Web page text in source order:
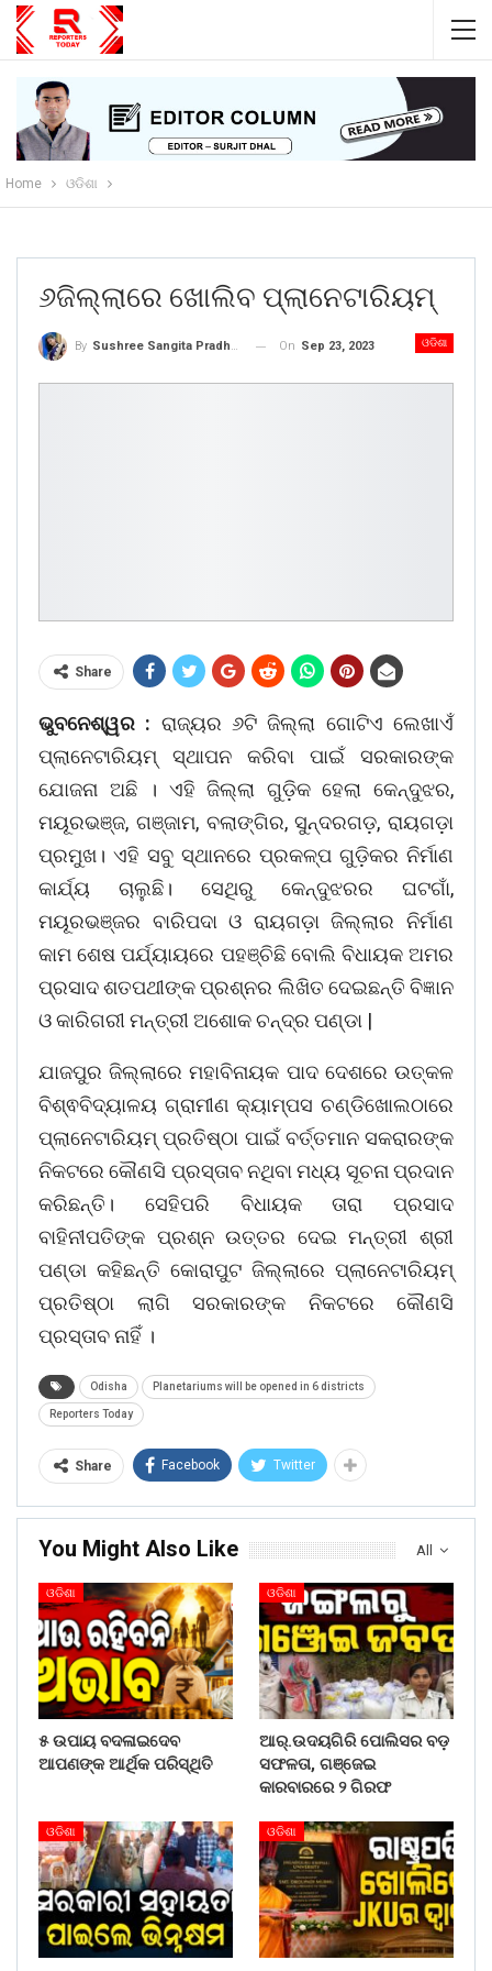
Home ଓଡିଶା
୬ଜିଲ୍ଲାରେ ଖୋଲିବ ପ୍ଲାନେଟାରିୟମ୍
ଓଡିଶା
By Sushree Sangita Pradhan On Sep 23, 2023
Share
ଭୁବନେଶ୍ୱର : ରାଜ୍ୟର ୬ଟି ଜିଲ୍ଲା ଗୋଟିଏ ଲେଖାଏଁ
ପ୍ଲାନେଟାରିୟମ୍ ସ୍ଥାପନ କରିବା ପାଇଁ ସରକାରଙ୍କ
ଯୋଜନା ଅଛି । ଏହି ଜିଲ୍ଲା ଗୁଡ଼ିକ ହେଲା କେନ୍ଦୁଝର,
ମୟୂରଭଞ୍ଜ, ଗଞ୍ଜାମ, ବଲାଙ୍ଗିର, ସୁନ୍ଦରଗଡ଼, ରାୟଗଡ଼ା
ପ୍ରମୁଖ। ଏହି ସବୁ ସ୍ଥାନରେ ପ୍ରକଳ୍ପ ଗୁଡ଼ିକର ନିର୍ମାଣ
କାର୍ଯ୍ୟ ଚାଲୁଛି। ସେଥିରୁ କେନ୍ଦୁଝରର ଘଟଗାଁ,
ମୟୂରଭଞ୍ଜର ବାରିପଦା ଓ ରାୟଗଡ଼ା ଜିଲ୍ଲାର ନିର୍ମାଣ
କାମ ଶେଷ ପର୍ଯ୍ୟାୟରେ ପହଞ୍ଚିଛି ବୋଲି ବିଧାୟକ ଅମର
ପ୍ରସାଦ ଶତପଥୀଙ୍କ ପ୍ରଶ୍ନର ଲିଖିତ ଦେଇଛନ୍ତି ବିଜ୍ଞାନ
ଓ କାରିଗରୀ ମନ୍ତ୍ରୀ ଅଶୋକ ଚନ୍ଦ୍ର ପଣ୍ଡା |
ଯାଜପୁର ଜିଲ୍ଲାରେ ମହାବିନାୟକ ପାଦ ଦେଶରେ ଉତ୍କଳ
ବିଶ୍ଵବିଦ୍ୟାଳୟ ଗ୍ରାମୀଣ କ୍ୟାମ୍ପସ ଚଣ୍ଡିଖୋଲଠାରେ
ପ୍ଲାନେଟାରିୟମ୍ ପ୍ରତିଷ୍ଠା ପାଇଁ ବର୍ତ୍ତମାନ ସକରାରଙ୍କ
ନିକଟରେ କୌଣସି ପ୍ରସ୍ତାବ ନଥିବା ମଧ୍ୟ ସୂଚନା ପ୍ରଦାନ
କରିଛନ୍ତି। ସେହିପରି ବିଧାୟକ ତାରା ପ୍ରସାଦ
ବାହିନୀପତିଙ୍କ ପ୍ରଶ୍ନ ଉତ୍ତର ଦେଇ ମନ୍ତ୍ରୀ ଶ୍ରୀ
ପଣ୍ଡା କହିଛନ୍ତି କୋରାପୁଟ ଜିଲ୍ଲାରେ ପ୍ଲାନେଟାରିୟମ୍
ପ୍ରତିଷ୍ଠା ଲାଗି ସରକାରଙ୍କ ନିକଟରେ କୌଣସି
ପ୍ରସ୍ତାବ ନାହିଁ ।
Odisha Planetariums will be opened in 6 districts
Reporters Today
Share Facebook Twitter
All
You Might Also Like
ଓଡିଶା
୫ ଉପାୟ ବଦଳାଇଦେବ
ଆପଣଙ୍କ ଆର୍ଥିକ ପରିସ୍ଥିତି
ଓଡିଶା
ଆର୍.ଉଦୟଗିରି ପୋଲିସର ବଡ଼
ସଫଳତା, ଗଞ୍ଜେଇ
କାରବାରରେ ୨ ଗିରଫ
ଓଡିଶା ଓଡିଶା